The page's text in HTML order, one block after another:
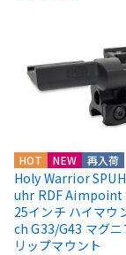
HOT NEW 再入荷
Holy Warrior
uhr RDF Aimpoint
25インチ ハイマウ
ch G33/G43 マグニ
リップマウント